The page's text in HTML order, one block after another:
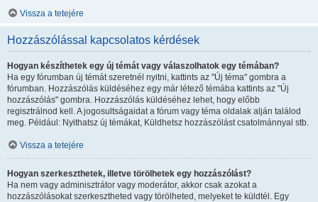
Vissza a tetejére
Hozzászólással kapcsolatos kérdések
Hogyan készíthetek egy új témát vagy válaszolhatok egy témában?
Ha egy fórumban új témát szeretnél nyitni, kattints az "Új téma" gombra a
fórumban. Hozzászólás küldéséhez egy már létező témába kattints az "Új
hozzászólás" gombra. Hozzászólás küldéséhez lehet, hogy előbb
regisztrálnod kell. A jogosultságaidat a fórum vagy téma oldalak alján találod
meg. Például: Nyithatsz új témákat, Küldhetsz hozzászólást csatolmánnyal stb.
Vissza a tetejére
Hogyan szerkeszthetek, illetve törölhetek egy hozzászólást?
Ha nem vagy adminisztrátor vagy moderátor, akkor csak azokat a
hozzászólásokat szerkesztheted vagy törölheted, melyeket te küldtél. Egy